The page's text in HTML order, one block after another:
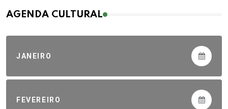
AGENDA CULTURAL
JANEIRO
FEVEREIRO